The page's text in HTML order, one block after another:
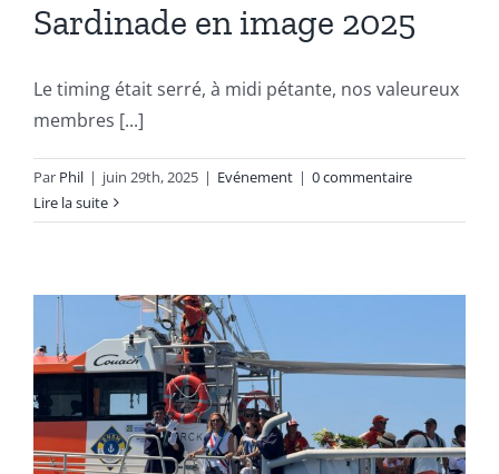
Sardinade en image 2025
Le timing était serré, à midi pétante, nos valeureux
membres [...]
Par Phil | juin 29th, 2025 | Evénement | 0 commentaire
Lire la suite